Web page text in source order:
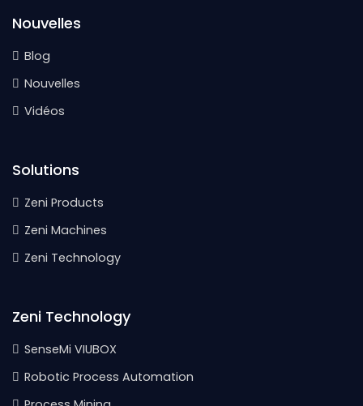
Nouvelles
Blog
Nouvelles
Vidéos
Solutions
Zeni Products
Zeni Machines
Zeni Technology
Zeni Technology
SenseMi VIUBOX
Robotic Process Automation